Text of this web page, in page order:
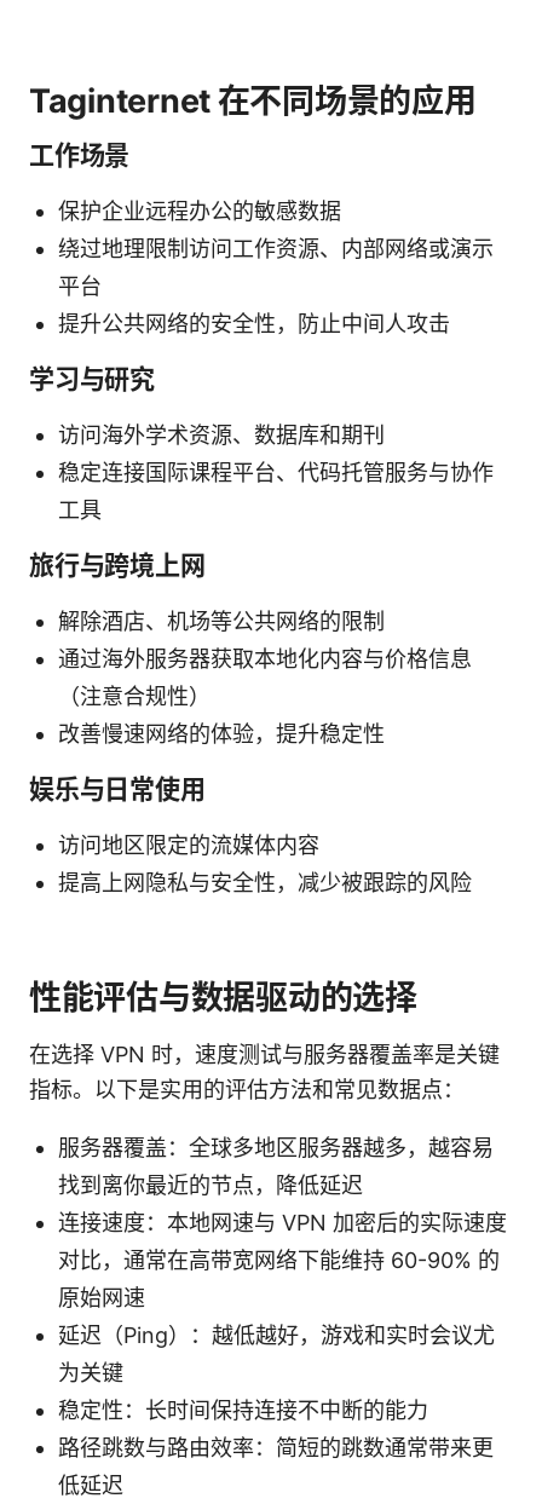
Taginternet 在不同场景的应用
工作场景
保护企业远程办公的敏感数据
绕过地理限制访问工作资源、内部网络或演示
平台
提升公共网络的安全性，防止中间人攻击
学习与研究
访问海外学术资源、数据库和期刊
稳定连接国际课程平台、代码托管服务与协作
工具
旅行与跨境上网
解除酒店、机场等公共网络的限制
通过海外服务器获取本地化内容与价格信息
（注意合规性）
改善慢速网络的体验，提升稳定性
娱乐与日常使用
访问地区限定的流媒体内容
提高上网隐私与安全性，减少被跟踪的风险
性能评估与数据驱动的选择
在选择 VPN 时，速度测试与服务器覆盖率是关键
指标。以下是实用的评估方法和常见数据点：
服务器覆盖：全球多地区服务器越多，越容易
找到离你最近的节点，降低延迟
连接速度：本地网速与 VPN 加密后的实际速度
对比，通常在高带宽网络下能维持 60-90% 的
原始网速
延迟（Ping）：越低越好，游戏和实时会议尤
为关键
稳定性：长时间保持连接不中断的能力
路径跳数与路由效率：简短的跳数通常带来更
低延迟